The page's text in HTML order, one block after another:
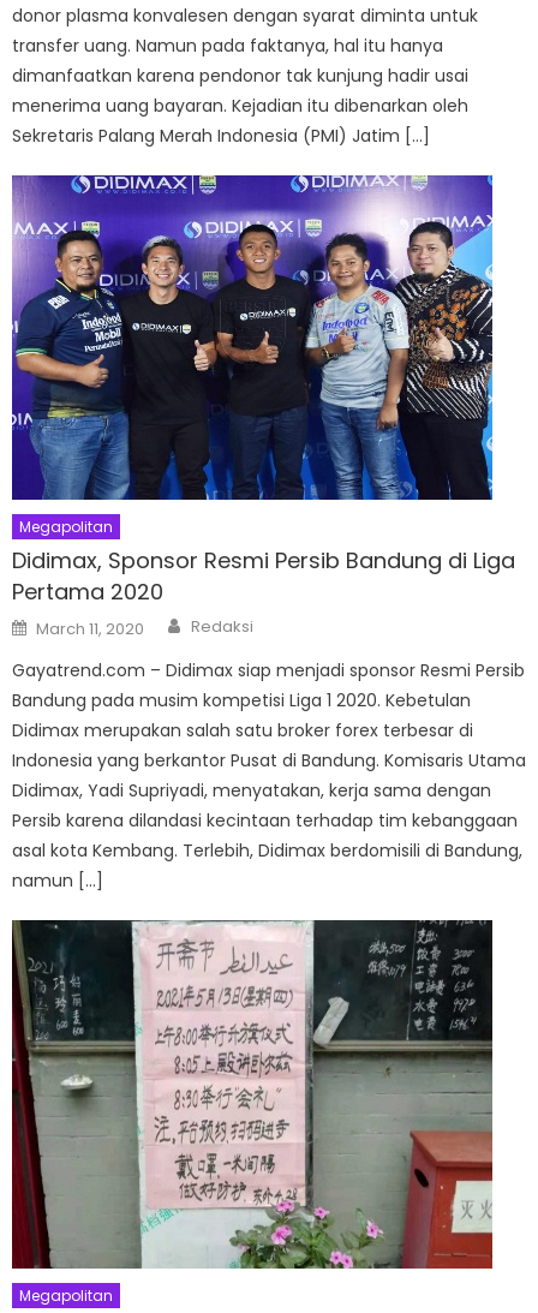
donor plasma konvalesen dengan syarat diminta untuk
transfer uang. Namun pada faktanya, hal itu hanya
dimanfaatkan karena pendonor tak kunjung hadir usai
menerima uang bayaran. Kejadian itu dibenarkan oleh
Sekretaris Palang Merah Indonesia (PMI) Jatim […]
Megapolitan
Didimax, Sponsor Resmi Persib Bandung di Liga
Pertama 2020
Posted
on
March 11, 2020 Author
Redaksi
Gayatrend.com – Didimax siap menjadi sponsor Resmi Persib
Bandung pada musim kompetisi Liga 1 2020. Kebetulan
Didimax merupakan salah satu broker forex terbesar di
Indonesia yang berkantor Pusat di Bandung. Komisaris Utama
Didimax, Yadi Supriyadi, menyatakan, kerja sama dengan
Persib karena dilandasi kecintaan terhadap tim kebanggaan
asal kota Kembang. Terlebih, Didimax berdomisili di Bandung,
namun […]
Megapolitan